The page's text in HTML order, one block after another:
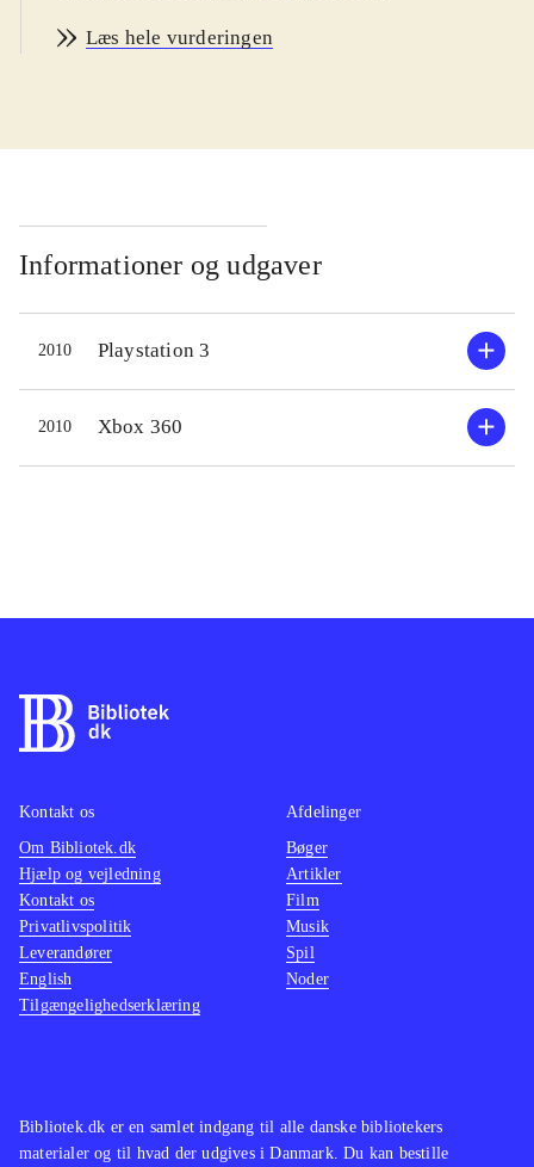
hvorefter man ræser rundt i det
Autobahnen, komme på landet eller
Missionerne er en blanding af race og
action. Typisk at forfølge og standse
forbrydere, uden at smadre alt for
meget i byen. Dette er så vævet ind i
en større rammefortælling om et
ondsindet forbryderkartel. Yderligere
er der også mulighed for at standse
politimissioner, der skal løses i
fare rundt på må og få. Grafisk er
Köln et underligt forladt sted, uden
andre biler. Til at drive historien
anvendes massive mængder
stemmeskuespil, der kunne være
meget bedre. Missionsdelen er lidt
forvirrende og repeterende. Spillet
bygger på den tyske tv-serie "Alarm
für Cobra 11", og pt. er "Crash Time
Need for speed - hot pursuit-serien.
Crash time 4 - the syndicate er et
Læs hele vurderingen
Informationer og udgaver
2010 Playstation 3
2010 Xbox 360
Bibliotek.dk er en samlet indgang til alle danske bibliotekers
materialer og til hvad der udgives i Danmark. Du kan bestille
Kontakt os
Om Bibliotek.dk
Hjælp og vejledning
Kontakt os
Privatlivspolitik
Leverandører
English
Tilgængelighedserklæring
Afdelinger
Bøger
Artikler
Film
Musik
Spil
Noder